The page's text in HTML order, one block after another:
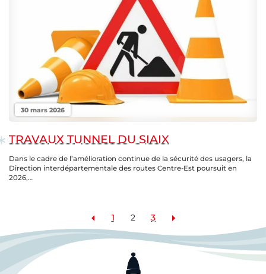
30 mars 2026
TRAVAUX TUNNEL DU SIAIX
Dans le cadre de l’amélioration continue de la sécurité des usagers, la
Direction interdépartementale des routes Centre-Est poursuit en
2026,…
NAVIGATION
DES
ACTUALITÉS
Précédent
1 2 3 Suivant